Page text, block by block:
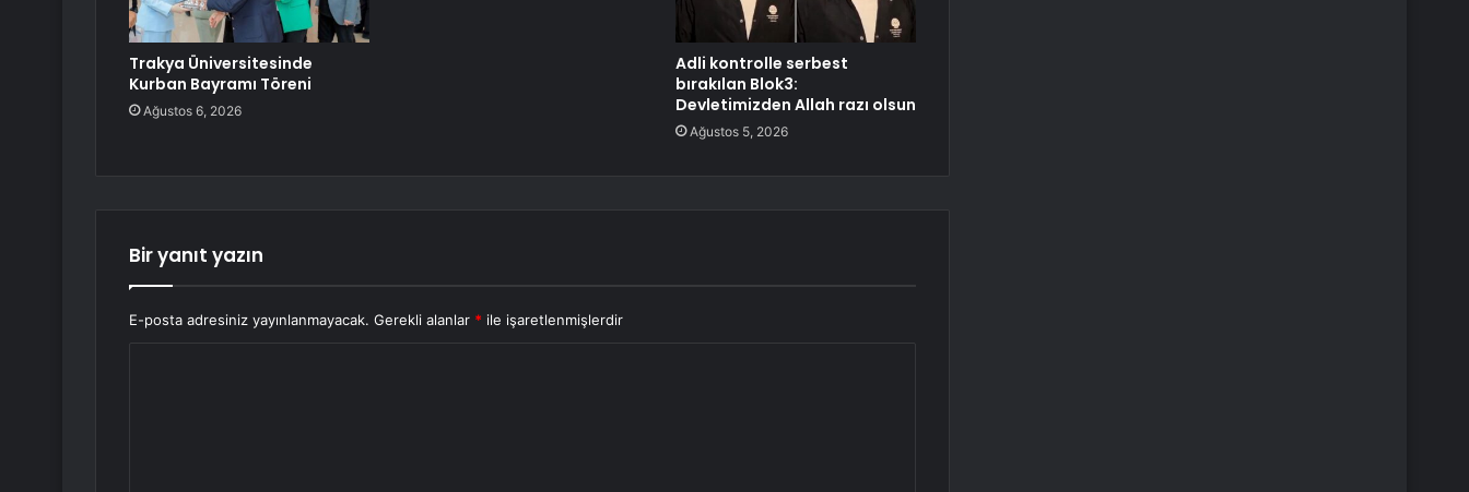
Trakya Üniversitesinde
Kurban Bayramı Töreni
Ağustos 6, 2026
Adli kontrolle serbest
bırakılan Blok3:
Devletimizden Allah razı olsun
Ağustos 5, 2026
Bir yanıt yazın
E-posta adresiniz yayınlanmayacak. Gerekli alanlar * ile işaretlenmişlerdir